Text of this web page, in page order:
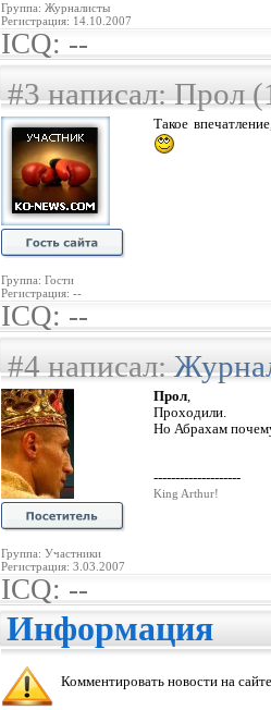
Группа: Журналисты
Регистрация: 14.10.2007
ICQ: --
#3 написал: Прол
Группа: Гости
Регистрация: --
Такое
ICQ: --
#4 написал:
Группа: Участники
Регистрация: 3.03.2007
Прол,
Проходили.
Но Абрахам
--------------------
King Arthur!
ICQ: --
Информация
Комментировать новости на